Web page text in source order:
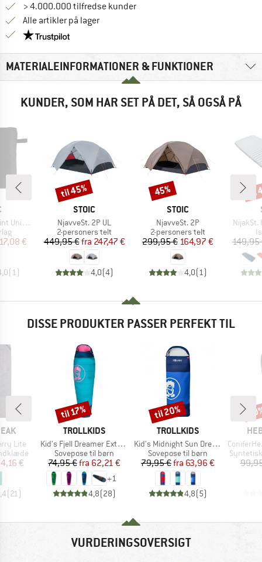
> 4.000.000 tilfredse kunder
Alle artikler på lager
Vi er Trustpilot-certificeret - oplysningerne får du
MATERIALEINFORMATIONER & FUNKTIONER
KUNDER, SOM HAR SET PÅ DET, SÅ OGSÅ PÅ
pris
€
( 1)
MÆRKE
STOIC
Artikel
NjavveSt. 2P UL
Produktgruppe
2-personers telt
Pris
449,95 € Nedsat pris
fra 247,47 €
4,0(4)
Rabat
til 45%
MÆRKE
STOIC
Artikel
NjavveSt. 2P
Produktgruppe
2-personers telt
Pris
299,95 €Nedsat pris
164,97 €
4,0( 1)
Rabat
45%
Artikel
NijakSt.
149,95
DISSE PRODUKTER PASSER PERFEKT TIL
Lite
pris
4,16 €
(21 )
MÆRKE
TROLLKIDS
Artikel
Kid's Fjell Dreamer Extendable
Produktgruppe
Sovepose til børn
Pris
74,95 € Nedsat pris
fra 62,21 €
+1
4,8(28)
Rabat
til 17%
MÆRKE
TROLLKIDS
Artikel
Kid's Midnight Sun Dreamer
Produktgruppe
Sovepose til børn
Pris
79,95 € Nedsat pris
fra 63,96 €
4,8(5)
Rabat
til 20%
Artikel
ConiferHe.
VURDERINGSOVERSIGT